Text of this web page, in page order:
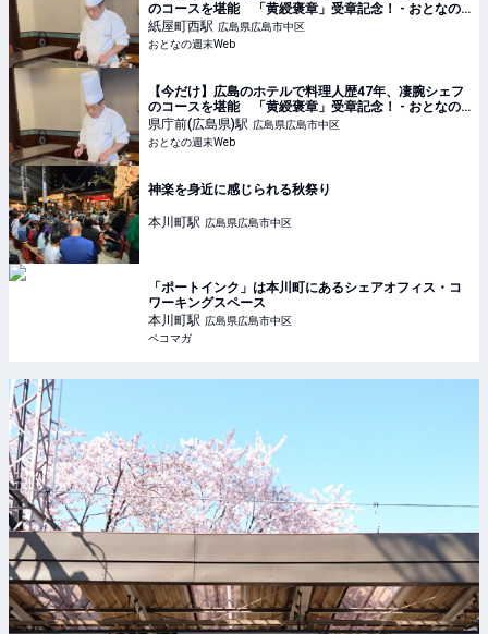
のコースを堪能 「黄綬褒章」受章記念！ - おとなの
週末Web
紙屋町西駅 広島県広島市中区
おとなの週末Web
【今だけ】広島のホテルで料理人歴47年、凄腕シェフ
のコースを堪能 「黄綬褒章」受章記念！ - おとなの
週末Web
県庁前(広島県)駅 広島県広島市中区
おとなの週末Web
神楽を身近に感じられる秋祭り
本川町駅 広島県広島市中区
「ポートインク」は本川町にあるシェアオフィス・コ
ワーキングスペース
本川町駅 広島県広島市中区
ペコマガ